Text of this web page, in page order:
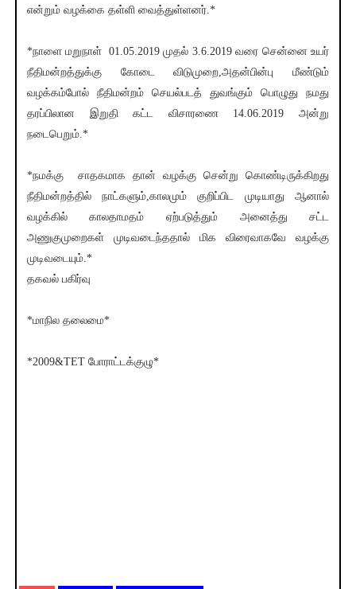
என்றும் வழக்கை தள்ளி வைத்துள்ளனர்.*
*நாளை மறுநாள் 01.05.2019 முதல் 3.6.2019 வரை சென்னை உயர்
நீதிமன்றத்துக்கு கோடை விடுமுறை,அதன்பின்பு மீண்டும்
வழக்கம்போல் நீதிமன்றம் செயல்படத் துவங்கும் பொழுது நமது
தரப்பிலான இறுதி கட்ட விசாரணை 14.06.2019 அன்று
நடைபெறும்.*
*நமக்கு சாதகமாக தான் வழக்கு சென்று கொண்டிருக்கிறது
நீதிமன்றத்தில் நாட்களும்,காலமும் குறிப்பிட முடியாது ஆனால்
வழக்கில் காலதாமதம் ஏற்படுத்தும் அனைத்து சட்ட
அணுகுமுறைகள் முடிவடைந்ததால் மிக விரைவாகவே வழக்கு
முடிவடையும்.*
தகவல் பகிர்வு
*மாநில தலைமை*
*2009&TET போராட்டக்குழு*